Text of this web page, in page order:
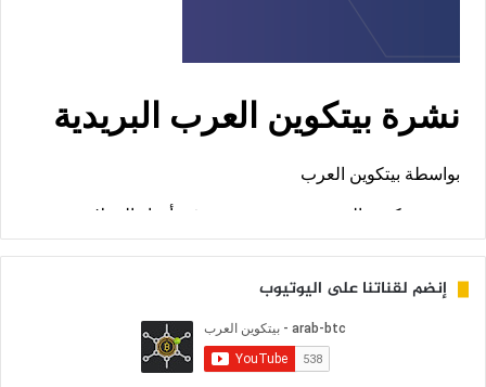
إنضم لقناتنا على اليوتيوب